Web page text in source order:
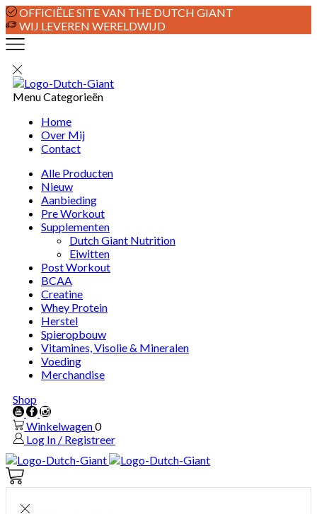
OFFICIËLE SITE VAN THE DUTCH GIANT
WIJ LEVEREN WERELDWIJD
MenuCategorieën
Home
Over Mij
Contact
Alle Producten
Nieuw
Aanbieding
Pre Workout
Supplementen
Dutch Giant Nutrition
Eiwitten
Post Workout
BCAA
Creatine
Whey Protein
Herstel
Spieropbouw
Vitamines, Visolie & Mineralen
Voeding
Merchandise
Shop
Youtube
Facebook
Instagram
Winkelwagen0
Log In / Registreer